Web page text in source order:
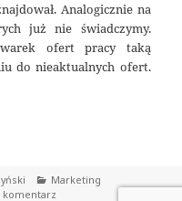
Analogicznie na
już nie świadczymy.
ofert pracy taką
do nieaktualnych ofert.
inne podstrony
Kategorie
Marketing
komentarz